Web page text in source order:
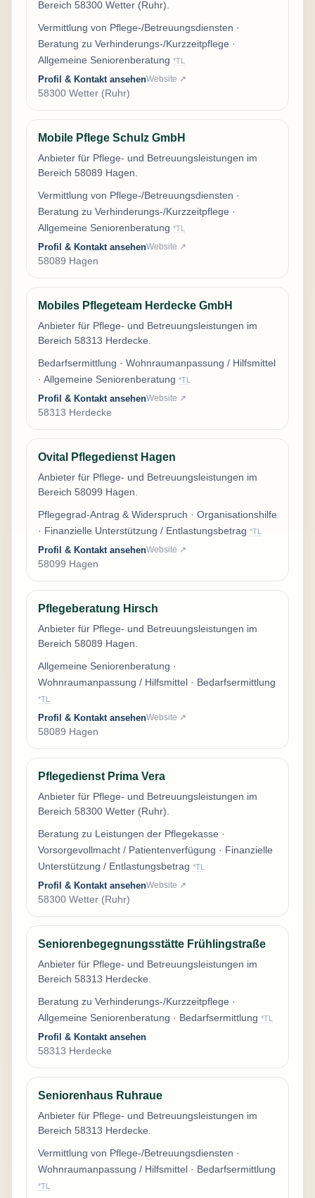
Bereich 58300 Wetter (Ruhr).
Vermittlung von Pflege-/Betreuungsdiensten ·
Beratung zu Verhinderungs-/Kurzzeitpflege ·
Allgemeine Seniorenberatung *TL
Profil & Kontakt ansehenWebsite ↗
58300 Wetter (Ruhr)
Mobile Pflege Schulz GmbH
Anbieter für Pflege- und Betreuungsleistungen im
Bereich 58089 Hagen.
Vermittlung von Pflege-/Betreuungsdiensten ·
Beratung zu Verhinderungs-/Kurzzeitpflege ·
Allgemeine Seniorenberatung *TL
Profil & Kontakt ansehenWebsite ↗
58089 Hagen
Mobiles Pflegeteam Herdecke GmbH
Anbieter für Pflege- und Betreuungsleistungen im
Bereich 58313 Herdecke.
Bedarfsermittlung · Wohnraumanpassung / Hilfsmittel
· Allgemeine Seniorenberatung *TL
Profil & Kontakt ansehenWebsite ↗
58313 Herdecke
Ovital Pflegedienst Hagen
Anbieter für Pflege- und Betreuungsleistungen im
Bereich 58099 Hagen.
Pflegegrad-Antrag & Widerspruch · Organisationshilfe
· Finanzielle Unterstützung / Entlastungsbetrag *TL
Profil & Kontakt ansehenWebsite ↗
58099 Hagen
Pflegeberatung Hirsch
Anbieter für Pflege- und Betreuungsleistungen im
Bereich 58089 Hagen.
Allgemeine Seniorenberatung ·
Wohnraumanpassung / Hilfsmittel · Bedarfsermittlung
*TL
Profil & Kontakt ansehenWebsite ↗
58089 Hagen
Pflegedienst Prima Vera
Anbieter für Pflege- und Betreuungsleistungen im
Bereich 58300 Wetter (Ruhr).
Beratung zu Leistungen der Pflegekasse ·
Vorsorgevollmacht / Patientenverfügung · Finanzielle
Unterstützung / Entlastungsbetrag *TL
Profil & Kontakt ansehenWebsite ↗
58300 Wetter (Ruhr)
Seniorenbegegnungsstätte Frühlingstraße
Anbieter für Pflege- und Betreuungsleistungen im
Bereich 58313 Herdecke.
Beratung zu Verhinderungs-/Kurzzeitpflege ·
Allgemeine Seniorenberatung · Bedarfsermittlung *TL
Profil & Kontakt ansehen
58313 Herdecke
Seniorenhaus Ruhraue
Anbieter für Pflege- und Betreuungsleistungen im
Bereich 58313 Herdecke.
Vermittlung von Pflege-/Betreuungsdiensten ·
Wohnraumanpassung / Hilfsmittel · Bedarfsermittlung
*TL